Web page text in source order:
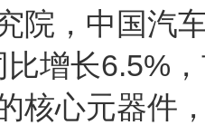
院，中国汽
增长6.5%
核心元器件